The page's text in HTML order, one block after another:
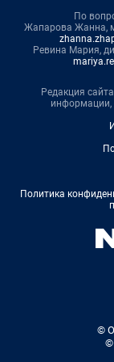
По
Жапарова Жанна,
Ревина Мария,
Редакция
информации,
Политика
©
©